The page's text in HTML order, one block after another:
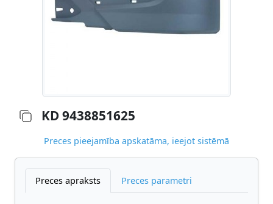
KD 9438851625
Preces pieejamība apskatāma, ieejot sistēmā
Preces apraksts Preces parametri